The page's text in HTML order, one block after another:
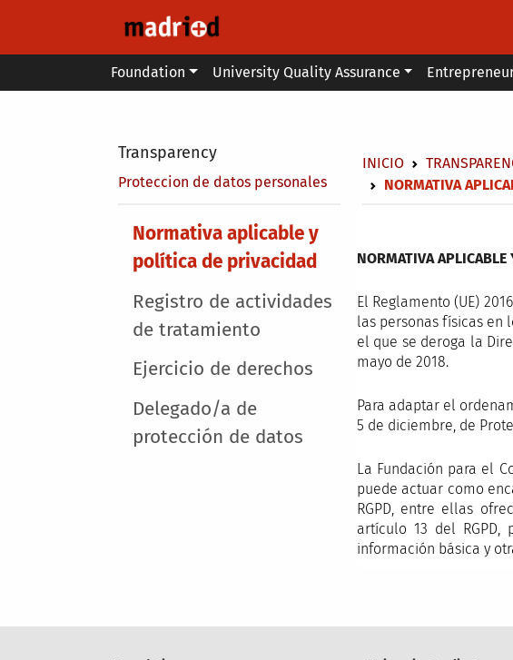
Main menu
Foundation University Quality Assurance
Transparency
Proteccion de datos personales
Breadcrumb
INICIO
NORMATIVA
Main menu
Normativa aplicable y
política de privacidad
Registro de actividades
de tratamiento
Ejercicio de derechos
Delegado/a de
protección de datos
NORMATIVA
El Reglamento (UE)
las personas físicas en
el que se deroga la
mayo de 2018.
Para adaptar el
5 de diciembre, de
La Fundación para el
puede actuar como
RGPD, entre ellas
artículo 13 del
información básica y